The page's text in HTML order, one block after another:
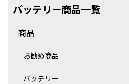
バッテリー商品一覧
商品
お勧め商品
バッテリー